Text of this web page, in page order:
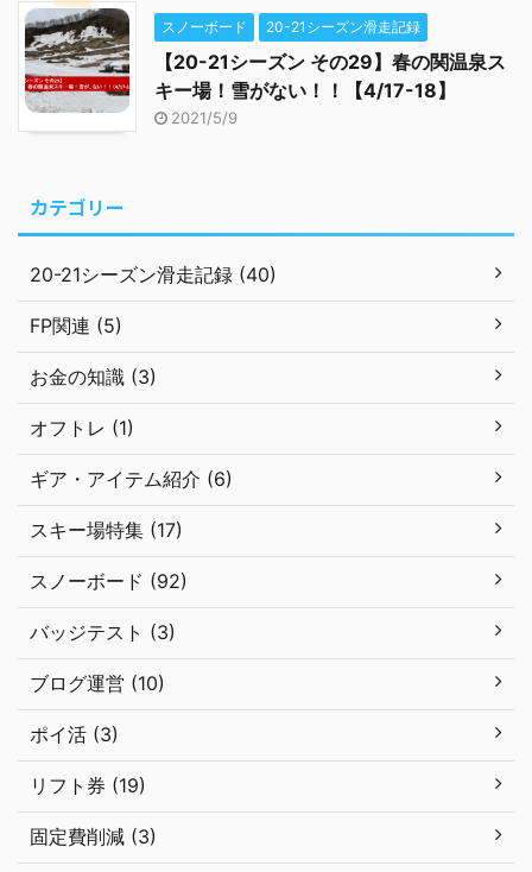
スノーボード 20-21シーズン滑走記録
【20-21シーズン その29】春の関温泉ス
キー場！雪がない！！【4/17-18】
2021/5/9
カテゴリー
20-21シーズン滑走記録 (40)
FP関連 (5)
お金の知識 (3)
オフトレ (1)
ギア・アイテム紹介 (6)
スキー場特集 (17)
スノーボード (92)
バッジテスト (3)
ブログ運営 (10)
ポイ活 (3)
リフト券 (19)
固定費削減 (3)